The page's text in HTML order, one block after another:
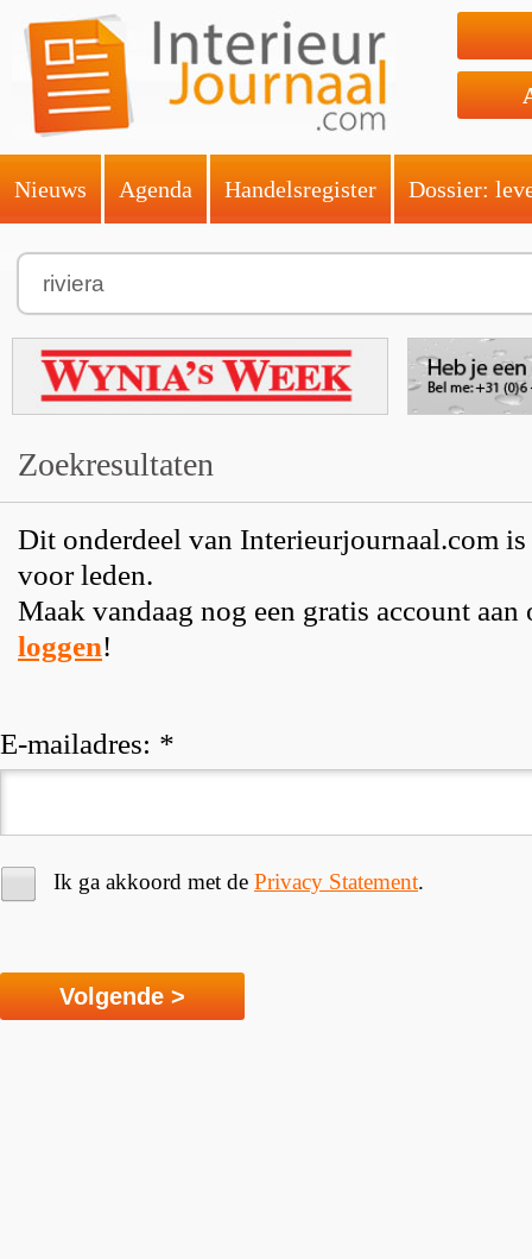
Nieuws Agenda Handelsregister Dossier:
Zoekresultaten
Dit onderdeel van Interieurjournaal.com
voor leden.
Maak vandaag nog een gratis account
loggen!
E-mailadres: *
Ik ga akkoord met de Privacy Statement.